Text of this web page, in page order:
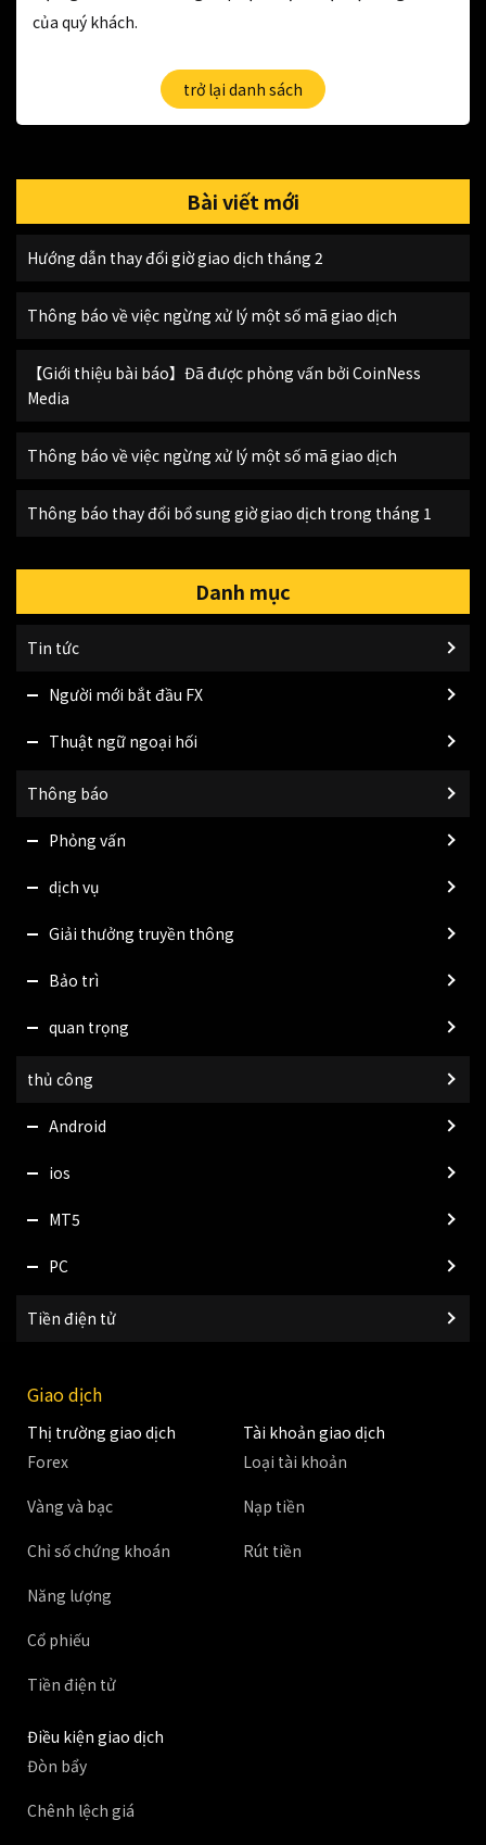
của quý khách.
trở lại danh sách
Bài viết mới
Hướng dẫn thay đổi giờ giao dịch tháng 2
Thông báo về việc ngừng xử lý một số mã giao dịch
【Giới thiệu bài báo】Đã được phỏng vấn bởi CoinNess
Media
Thông báo về việc ngừng xử lý một số mã giao dịch
Thông báo thay đổi bổ sung giờ giao dịch trong tháng 1
Danh mục
Tin tức
Người mới bắt đầu FX
Thuật ngữ ngoại hối
Thông báo
Phỏng vấn
dịch vụ
Giải thưởng truyền thông
Bảo trì
quan trọng
thủ công
Android
ios
MT5
PC
Tiền điện tử
Giao dịch
Thị trường giao dịch
Forex
Vàng và bạc
Chỉ số chứng khoán
Năng lượng
Cổ phiếu
Tiền điện tử
Tài khoản giao dịch
Loại tài khoản
Nạp tiền
Rút tiền
Điều kiện giao dịch
Đòn bẩy
Chênh lệch giá